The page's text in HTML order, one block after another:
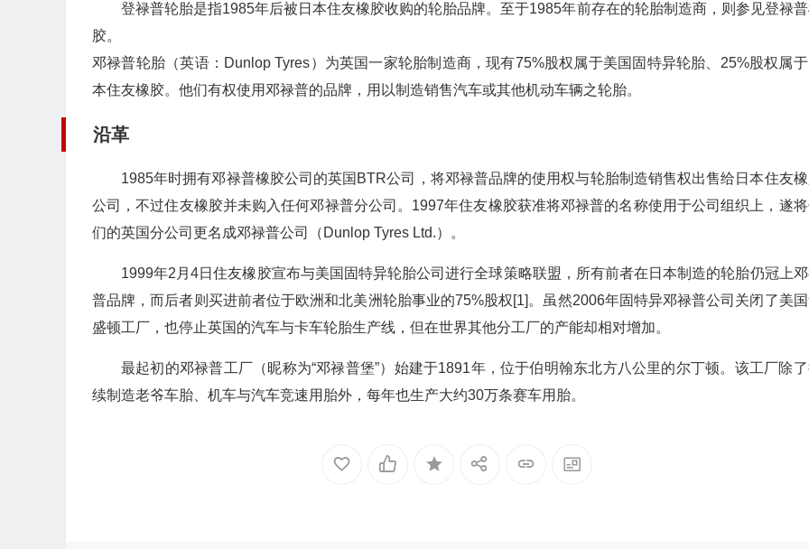
登禄普轮胎是指1985年后被日本住友橡胶收购的轮胎品牌。至于1985年前存在的轮胎制造商，则参见登禄
胶。
邓禄普轮胎（英语：Dunlop Tyres）为英国一家轮胎制造商，现有75%股权属于美国固特异轮胎、25%股权属于
本住友橡胶。他们有权使用邓禄普的品牌，用以制造销售汽车或其他机动车辆之轮胎。
沿革
1985年时拥有邓禄普橡胶公司的英国BTR公司，将邓禄普品牌的使用权与轮胎制造销售权出售给日本住友
公司，不过住友橡胶并未购入任何邓禄普分公司。1997年住友橡胶获准将邓禄普的名称使用于公司组织上，遂
们的英国分公司更名成邓禄普公司（Dunlop Tyres Ltd.）。
1999年2月4日住友橡胶宣布与美国固特异轮胎公司进行全球策略联盟，所有前者在日本制造的轮胎仍冠上
普品牌，而后者则买进前者位于欧洲和北美洲轮胎事业的75%股权[1]。虽然2006年固特异邓禄普公司关闭了美
盛顿工厂，也停止英国的汽车与卡车轮胎生产线，但在世界其他分工厂的产能却相对增加。
最起初的邓禄普工厂（昵称为“邓禄普堡”）始建于1891年，位于伯明翰东北方八公里的尔丁顿。该工厂除
续制造老爷车胎、机车与汽车竞速用胎外，每年也生产大约30万条赛车用胎。